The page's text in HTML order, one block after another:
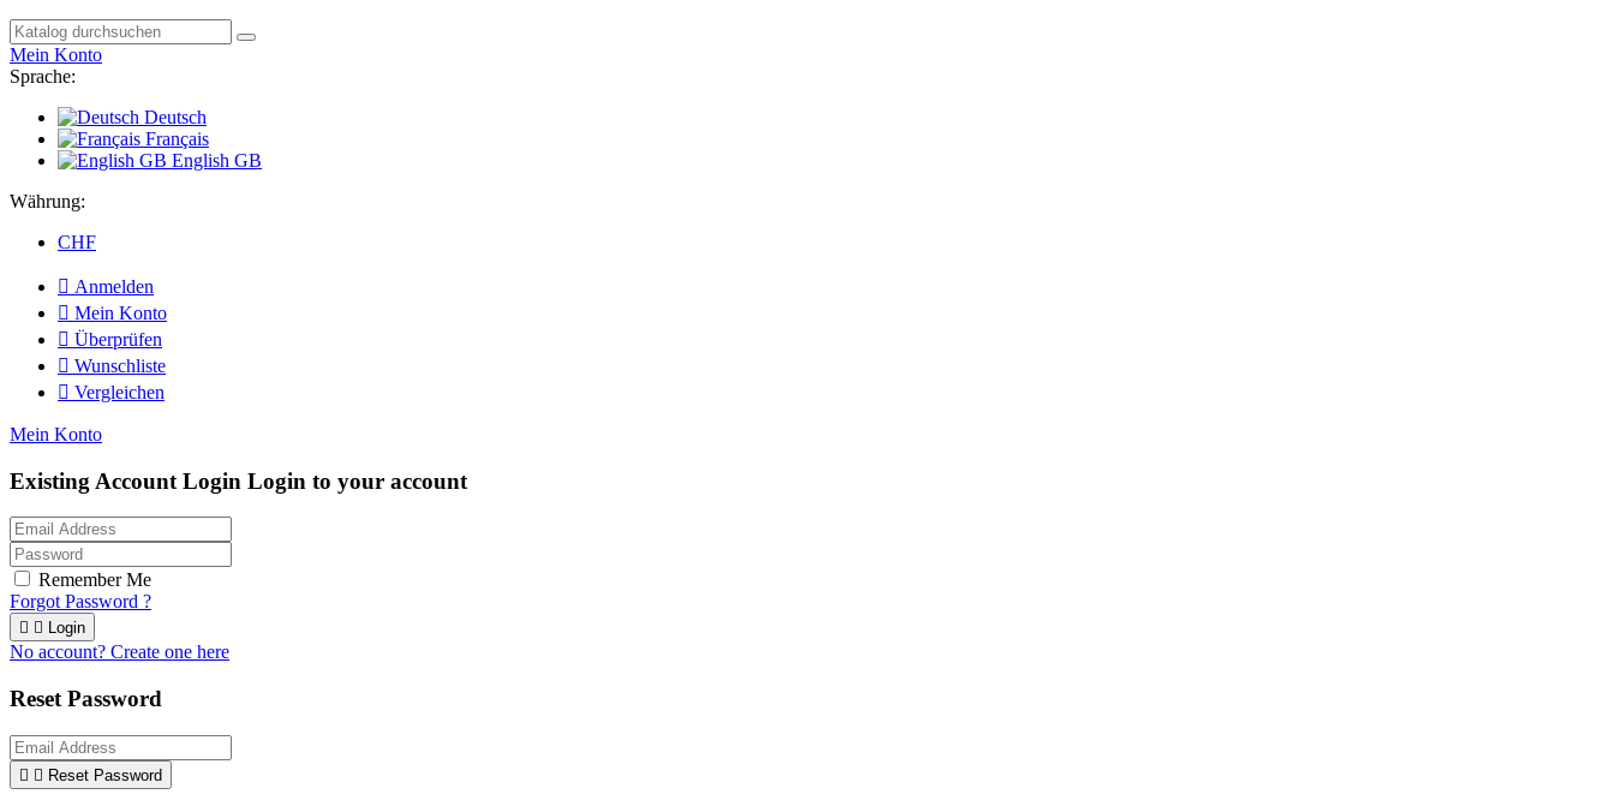
Mein Konto
Sprache:
Deutsch
Français
English GB
Währung:
CHF
 Anmelden
 Mein Konto
 Überprüfen
 Wunschliste
 Vergleichen
Mein Konto
Existing Account Login Login to your account
Remember Me
Forgot Password ?
  Login
No account? Create one here
Reset Password
  Reset Password